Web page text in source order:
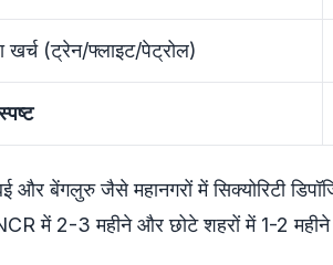
खर्च (ट्रेन/फ्लाइट/पेट्रोल)
और बेंगलुरु जैसे महानगरों में सिक्योरिटी
में 2-3 महीने और छोटे शहरों में 1-2